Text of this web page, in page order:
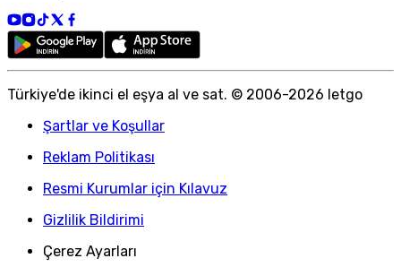
Türkiye'de ikinci el eşya al ve sat. © 2006-2026 letgo
Şartlar ve Koşullar
Reklam Politikası
Resmi Kurumlar için Kılavuz
Gizlilik Bildirimi
Çerez Ayarları